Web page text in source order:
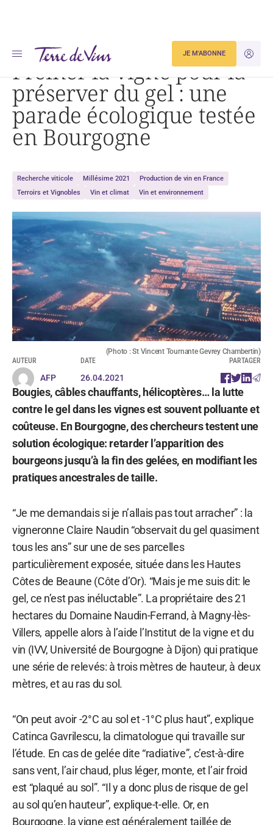
JE
JE M'ABONNE
Accueil Freiner la vigne pour la préserver du gel : une parade écologique testée en Bourgogne
Freiner la vigne pour la
préserver du gel : une
parade écologique testée
en Bourgogne
Recherche viticole Millésime 2021
Production de vin en France
Terroirs et Vignobles
Vin et climat Vin et environnement
(Photo : St Vincent Tournante Gevrey Chambertin)
AUTEUR
AFP
DATE
26.04.2021
PARTAGER
Bougies, câbles chauffants, hélicoptères… la lutte
contre le gel dans les vignes est souvent polluante et
coûteuse. En Bourgogne, des chercheurs testent une
solution écologique: retarder l’apparition des
bourgeons jusqu’à la fin des gelées, en modifiant les
pratiques ancestrales de taille.
“Je me demandais si je n’allais pas tout arracher” : la
vigneronne Claire Naudin “observait du gel quasiment
tous les ans” sur une de ses parcelles
particulièrement exposée, située dans les Hautes
Côtes de Beaune (Côte d’Or). “Mais je me suis dit: le
gel, ce n’est pas inéluctable”. La propriétaire des 21
hectares du Domaine Naudin-Ferrand, à Magny-lès-
Villers, appelle alors à l’aide l’Institut de la vigne et du
vin (IVV, Université de Bourgogne à Dijon) qui pratique
une série de relevés: à trois mètres de hauteur, à deux
mètres, et au ras du sol.
“On peut avoir -2°C au sol et -1°C plus haut”, explique
Catinca Gavrilescu, la climatologue qui travaille sur
l’étude. En cas de gelée dite “radiative”, c’est-à-dire
sans vent, l’air chaud, plus léger, monte, et l’air froid
est “plaqué au sol”. “Il y a donc plus de risque de gel
au sol qu’en hauteur”, explique-t-elle. Or, en
Bourgogne, la vigne est généralement taillée de